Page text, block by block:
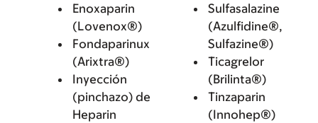
Enoxaparin
(Lovenox®)
Fondaparinux
(Arixtra®)
Inyección
(pinchazo) de
Heparin
Sulfasalazine
(Azulfidine®,
Sulfazine®)
Ticagrelor
(Brilinta®)
Tinzaparin
(Innohep®)